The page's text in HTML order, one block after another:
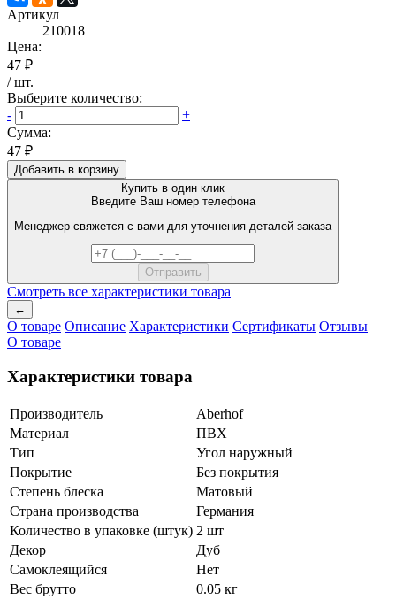
Артикул
210018
Цена:
47 ₽
/шт.
Выберите количество:
-
+
Сумма:
47 ₽
Добавить в корзину
Купить в один клик
Введите Ваш номер телефона
Менеджер свяжется с вами для уточнения деталей заказа
Смотреть все характеристики товара
←
О товаре Описание Характеристики Сертификаты Отзывы
О товаре
Характеристики товара
Производитель
Aberhof
Материал
ПВХ
Тип
Угол наружный
Покрытие
Без покрытия
Степень блеска
Матовый
Страна производства
Германия
Количество в упаковке (штук) 2 шт
Декор
Дуб
Самоклеящийся
Нет
Вес брутто
0.05 кг